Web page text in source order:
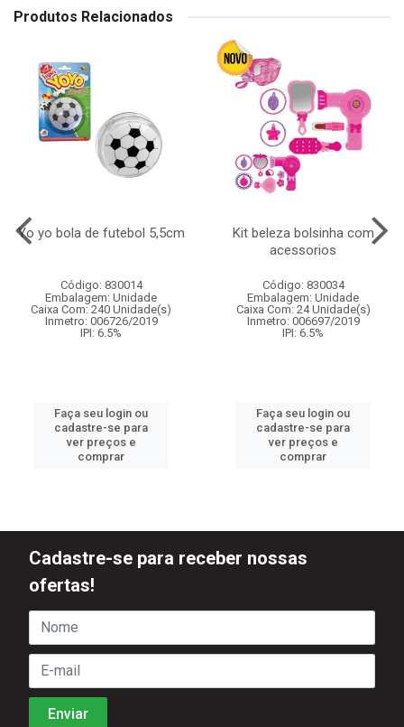
Produtos Relacionados
Yo yo bola de futebol 5,5cm
Código: 830014
Embalagem: Unidade
Caixa Com: 240 Unidade(s)
Inmetro: 006726/2019
IPI: 6.5%
Faça seu login ou
cadastre-se para
ver preços e
comprar
Kit beleza bolsinha com
acessorios
Código: 830034
Embalagem: Unidade
Caixa Com: 24 Unidade(s)
Inmetro: 006697/2019
IPI: 6.5%
Faça seu login ou
cadastre-se para
ver preços e
comprar
Cadastre-se para receber nossas
ofertas!